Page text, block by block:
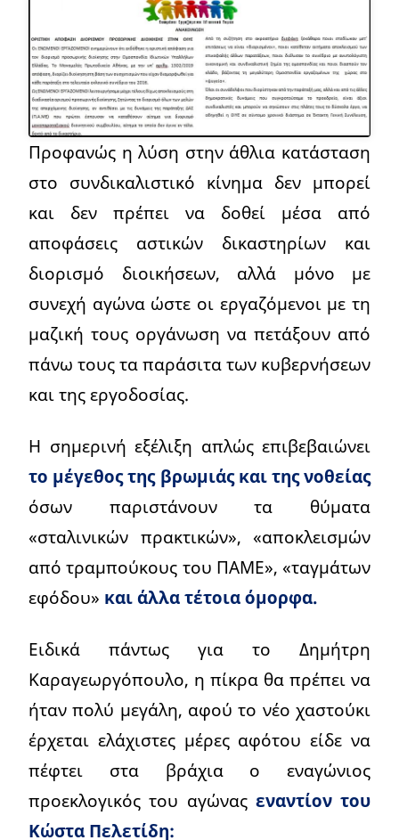
Προφανώς η λύση στην άθλια κατάσταση
στο συνδικαλιστικό κίνημα δεν μπορεί
και δεν πρέπει να δοθεί μέσα από
αποφάσεις αστικών δικαστηρίων και
διορισμό διοικήσεων, αλλά μόνο με
συνεχή αγώνα ώστε οι εργαζόμενοι με τη
μαζική τους οργάνωση να πετάξουν από
πάνω τους τα παράσιτα των κυβερνήσεων
και της εργοδοσίας.
Η σημερινή εξέλιξη απλώς επιβεβαιώνει
το μέγεθος της βρωμιάς και της νοθείας
όσων παριστάνουν τα θύματα
«σταλινικών πρακτικών», «αποκλεισμών
από τραμπούκους του ΠΑΜΕ», «ταγμάτων
εφόδου» και άλλα τέτοια όμορφα.
Ειδικά πάντως για το Δημήτρη
Καραγεωργόπουλο, η πίκρα θα πρέπει να
ήταν πολύ μεγάλη, αφού το νέο χαστούκι
έρχεται ελάχιστες μέρες αφότου είδε να
πέφτει στα βράχια ο εναγώνιος
προεκλογικός του αγώνας εναντίον του
Κώστα Πελετίδη: